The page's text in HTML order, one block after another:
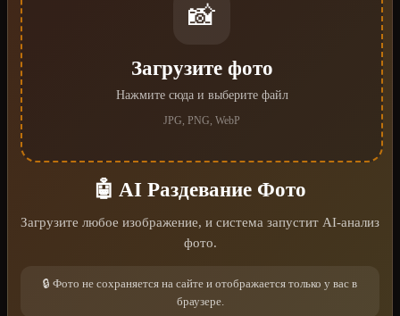
📸
Загрузите фото
Нажмите сюда и выберите файл
JPG, PNG, WebP
🤖 AI Раздевание Фото
Загрузите любое изображение, и система запустит AI-анализ
фото.
🔒 Фото не сохраняется на сайте и отображается только у вас в
браузере.